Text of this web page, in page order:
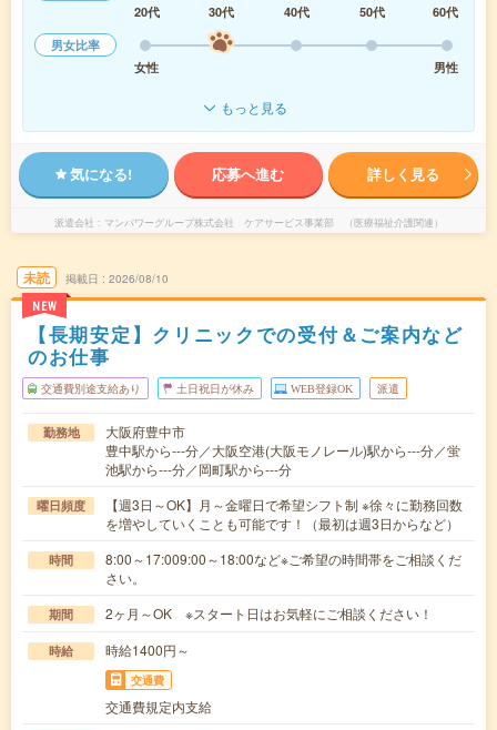
20代
30代 40代 50代
60代
男女比率
女性
男性
もっと見る
気になる! 応募へ進む 詳しく見る
派遣会社 マンパワーグループ株式会社 ケアサービス事業部 （医療福祉介護関連）
未読
NEW
掲載日 2026/08/10
【長期安定】クリニックでの受付＆ご案内など
のお仕事
交通費別途支給あり 土日祝日が休み WEB登録OK 派遣
勤務地
大阪府豊中市
豊中駅から---分／大阪空港(大阪モノレール)駅から---分／蛍
池駅から---分／岡町駅から---分
曜日頻度
【週3日～OK】月～金曜日で希望シフト制 ※徐々に勤務回数
を増やしていくことも可能です！（最初は週3日からなど）
時間
8:00～17:009:00～18:00など※ご希望の時間帯をご相談くだ
さい。
期間 2ヶ月～OK ※スタート日はお気軽にご相談ください！
時給 時給1400円～
交通費
交通費規定内支給